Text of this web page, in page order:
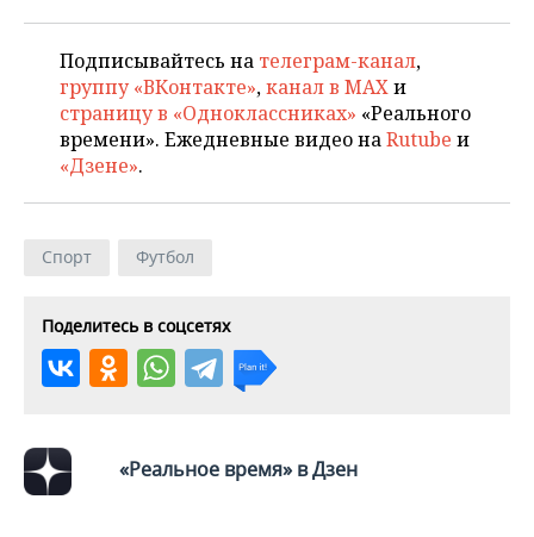
ЭНЕРГЕТИКА
ТЕЛЕКОММУНИКАЦИИ
БИЗНЕС-БРАНЧИ
ONLINE-КОНФЕРЕНЦИИ
ОТКРЫТАЯ ЛЕКЦИЯ
ФУТБОЛ
ХОККЕЙ
БАСКЕТБОЛ
ФИГУРНОЕ КАТАНИЕ
ВОДНЫЕ ВИДЫ СПОРТА
ХОККЕЙ С МЯЧОМ
НОВОСТИ ОБЩЕСТВА
ВЛАСТЬ
ИНФРАСТРУКТУРА
МЕДИЦИНА
ОБРАЗОВАНИЕ
ПРОИСШЕСТВИЯ
ФОТОГАЛЕРЕЯ
СЮЖЕТЫ
СПРАВОЧНИК
Подписывайтесь на телеграм-канал,
группу «ВКонтакте»,канал в MAXи
страницу в «Одноклассниках» «Реального
времени». Ежедневные видео наRutube и
«Дзене».
Спорт Футбол
Поделитесь в соцсетях
«Реальное время» в Дзен